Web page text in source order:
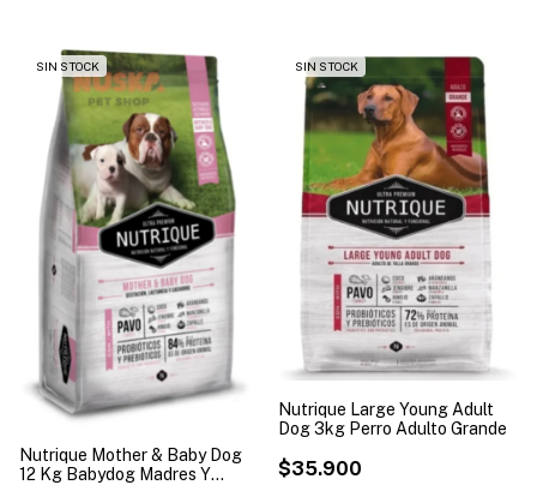
SIN STOCK
Nutrique Mother & Baby Dog
12 Kg Babydog Madres Y
SIN STOCK
Nutrique Large Young Adult
Dog 3kg Perro Adulto Grande
$35.900